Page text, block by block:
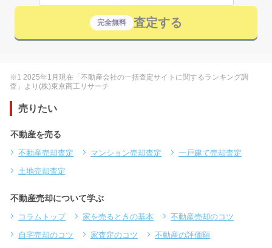
完全無料 査定する
※1 2025年1月現在「不動産会社の一括査定サイトに関するランキング調
査」より(株)東京商工リサーチ
売りたい
不動産を売る
不動産売却査定 マンション売却査定
一戸建て売却査定
土地売却査定
不動産売却について学ぶ
コラムトップ 家を売るときの基本
不動産売却のコツ
自宅売却のコツ
家査定のコツ
不動産の評価額